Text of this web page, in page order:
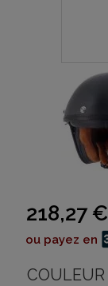
218,27 €
ou payez en
COULEUR